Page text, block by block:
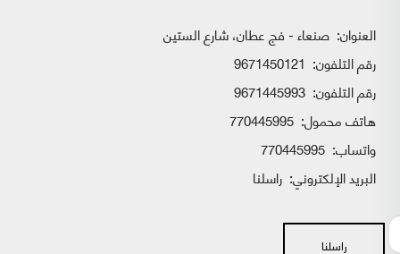
العنوان: صنعاء - فج عطان، شارع الستين
رقم التلفون: 9671450121
رقم التلفون: 9671445993
هاتف محمول: 770445995
واتساب:
البريد الإلكتروني: راسلنا
راسلنا